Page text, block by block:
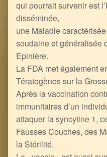
qui pourrait survenir est
disséminée,
une Maladie
soudaine et généralisée
Epinière.
La FDA met également
Tératogènes sur la
Après la vaccination
immunitaires d’un
attaquer la syncytine 1,
Fausses Couches, des
la Stérilité.